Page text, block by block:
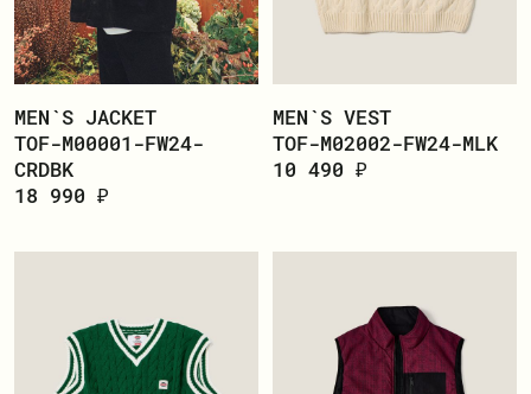
MEN`S JACKET
TOF-M00001-FW24-
CRDBK
18 990 ₽
MEN`S VEST
TOF-M02002-FW24-MLK
10 490 ₽